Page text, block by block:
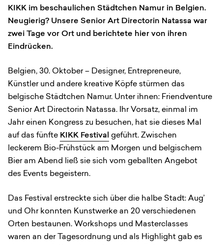
KIKK im beschaulichen Städtchen Namur in Belgien.
Neugierig? Unsere Senior Art Directorin Natassa war
zwei Tage vor Ort und berichtete hier von ihren
Eindrücken.
Belgien, 30. Oktober – Designer, Entrepreneure,
Künstler und andere kreative Köpfe stürmen das
belgische Städtchen Namur. Unter ihnen: Friendventure
Senior Art Directorin Natassa. Ihr Vorsatz, einmal im
Jahr einen Kongress zu besuchen, hat sie dieses Mal
auf das fünfte KIKK Festival geführt. Zwischen
leckerem Bio-Frühstück am Morgen und belgischem
Bier am Abend ließ sie sich vom geballten Angebot
des Events begeistern.
Das Festival erstreckte sich über die halbe Stadt: Aug’
und Ohr konnten Kunstwerke an 20 verschiedenen
Orten bestaunen. Workshops und Masterclasses
waren an der Tagesordnung und als Highlight gab es